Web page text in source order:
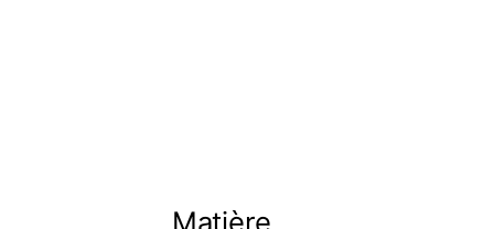
Matière